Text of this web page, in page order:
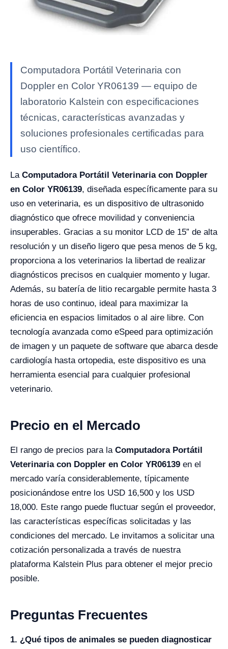
Computadora Portátil Veterinaria con
Doppler en Color YR06139 — equipo de
laboratorio Kalstein con especificaciones
técnicas, características avanzadas y
soluciones profesionales certificadas para
uso científico.
La Computadora Portátil Veterinaria con Doppler
en Color YR06139, diseñada específicamente para su
uso en veterinaria, es un dispositivo de ultrasonido
diagnóstico que ofrece movilidad y conveniencia
insuperables. Gracias a su monitor LCD de 15” de alta
resolución y un diseño ligero que pesa menos de 5 kg,
proporciona a los veterinarios la libertad de realizar
diagnósticos precisos en cualquier momento y lugar.
Además, su batería de litio recargable permite hasta 3
horas de uso continuo, ideal para maximizar la
eficiencia en espacios limitados o al aire libre. Con
tecnología avanzada como eSpeed para optimización
de imagen y un paquete de software que abarca desde
cardiología hasta ortopedia, este dispositivo es una
herramienta esencial para cualquier profesional
veterinario.
Precio en el Mercado
El rango de precios para la Computadora Portátil
Veterinaria con Doppler en Color YR06139 en el
mercado varía considerablemente, típicamente
posicionándose entre los USD 16,500 y los USD
18,000. Este rango puede fluctuar según el proveedor,
las características específicas solicitadas y las
condiciones del mercado. Le invitamos a solicitar una
cotización personalizada a través de nuestra
plataforma Kalstein Plus para obtener el mejor precio
posible.
Preguntas Frecuentes
1. ¿Qué tipos de animales se pueden diagnosticar